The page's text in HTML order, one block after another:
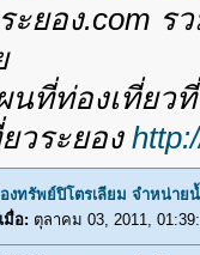
ะยอง.com
นที่ท่องเที่ยว
วระยอง
งทรัพย์ปิโตรเลียม จำหน่าย
มื่อ: ตุลาคม 03, 2011,